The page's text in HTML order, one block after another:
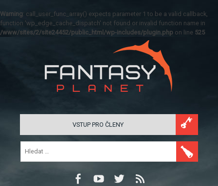
Warning: call_user_func_array() expects parameter 1 to be a valid callback,
function 'wp_edge_cache_dispatch' not found or invalid function name in
/www/sites/2/site24452/public_html/wp-includes/plugin.php on line 525
VSTUP PRO ČLENY